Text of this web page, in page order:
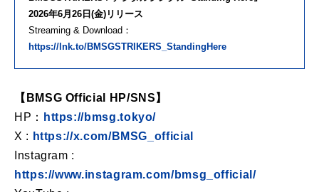
2026年6月26日(金)リリース
Streaming & Download：
https://lnk.to/BMSGSTRIKERS_StandingHere
【BMSG Official HP/SNS】
HP：
https://bmsg.tokyo/
X : https://x.com/BMSG_official
Instagram :
https://www.instagram.com/bmsg_official/